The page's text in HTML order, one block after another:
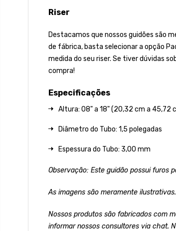
Riser
Destacamos que nossos guidões são
de fábrica, basta selecionar a opção
medida do seu riser. Se tiver dúvidas
compra!
Especificações
Altura: 08" a 18" (20,32 cm a 45,72
Diâmetro do Tubo: 1,5 polegadas
Espessura do Tubo: 3,00 mm
Observação: Este guidão possui furos
As imagens são meramente ilustrativas.
Nossos produtos são fabricados com
informar nossos consultores via chat.